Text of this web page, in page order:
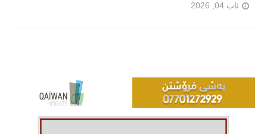
ئاب 04, 2026